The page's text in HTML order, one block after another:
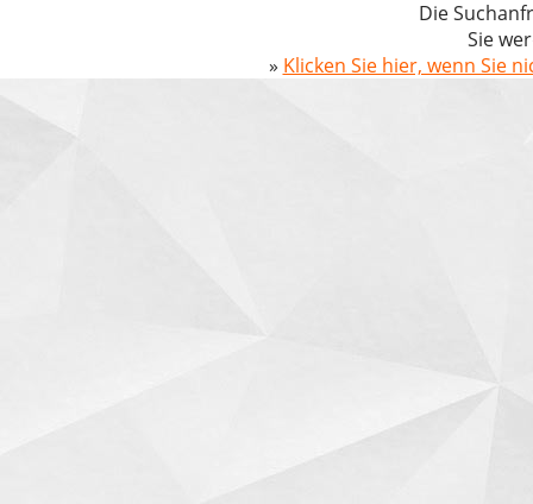
Die
Sie
» Klicken Sie hier, wenn Sie